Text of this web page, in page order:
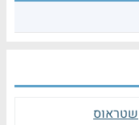
שטראוס